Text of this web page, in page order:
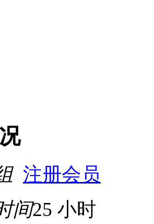
注册会员
间25 小时